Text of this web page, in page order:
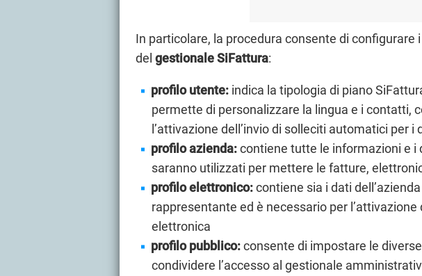
In particolare, la procedura consente di configurare
del gestionale SiFattura:
profilo utente: indica la tipologia di piano
permette di personalizzare la lingua e i contatti,
l’attivazione dell’invio di solleciti automatici per i
profilo azienda:contiene tutte le informazioni e i
saranno utilizzati per mettere le fatture,
profilo elettronico:contiene sia i dati
rappresentante ed è necessario per
elettronica
profilo pubblico:consente di impostare le
condividere l’accesso al gestionale